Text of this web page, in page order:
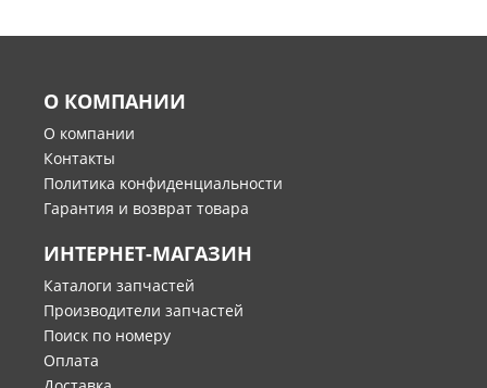
О КОМПАНИИ
О компании
Контакты
Политика конфиденциальности
Гарантия и возврат товара
ИНТЕРНЕТ-МАГАЗИН
Каталоги запчастей
Производители запчастей
Поиск по номеру
Оплата